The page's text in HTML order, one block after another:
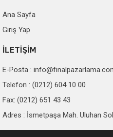
Ana Sayfa
Giriş Yap
İLETİŞİM
E-Posta :
Telefon : (0212) 604 10 00
Fax: (0212) 651 43 43
Adres : İsmetpaşa Mah. Uluhan